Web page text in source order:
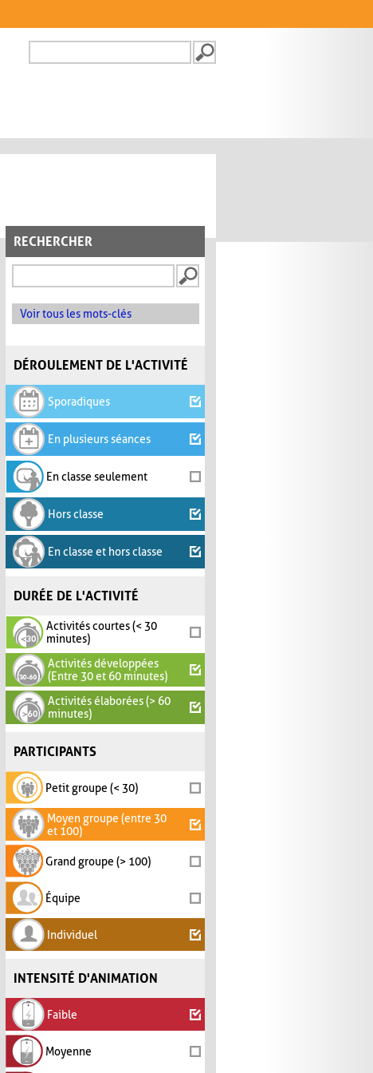
FORMULAIRE DE
RECHERCHER
Voir tous les mots-clés
DÉROULEMENT DE L'ACTIVITÉ
Sporadiques
En plusieurs séances
En classe seulement
Hors classe
En classe et hors classe
DURÉE DE L'ACTIVITÉ
Activités courtes (< 30
minutes)
Activités développées
(Entre 30 et 60 minutes)
Activités élaborées (> 60
minutes)
PARTICIPANTS
Petit groupe (< 30)
Moyen groupe (entre 30
et 100)
Grand groupe (> 100)
Équipe
Individuel
INTENSITÉ D'ANIMATION
Faible
Moyenne